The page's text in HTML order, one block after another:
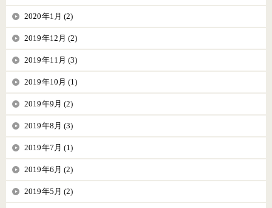
2020年1月 (2)
2019年12月 (2)
2019年11月 (3)
2019年10月 (1)
2019年9月 (2)
2019年8月 (3)
2019年7月 (1)
2019年6月 (2)
2019年5月 (2)